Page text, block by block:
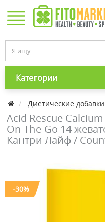
Категории
Диетические добавки
Acid Rescue
On-The-Go 14
Кантри Лайф /
-30%